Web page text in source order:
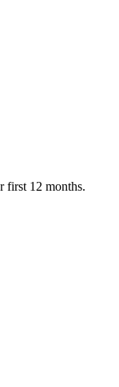
first 12 months.